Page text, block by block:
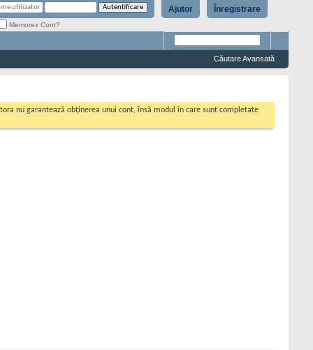
Înregistrare
Ajutor
Memorez Cont?
Căutare Avansată
nu garantează obținerea unui cont, însă modul în care sunt completate